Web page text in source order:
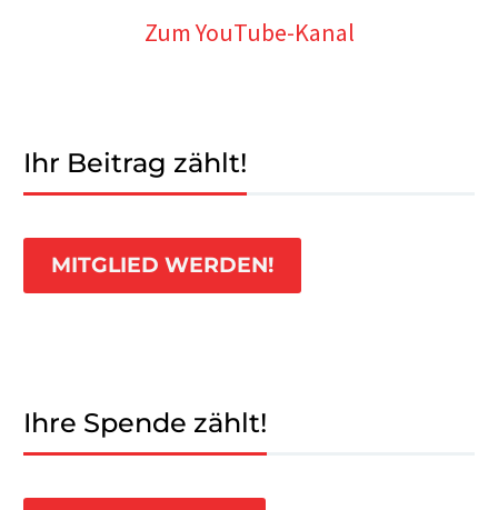
Zum YouTube-Kanal
Ihr Beitrag zählt!
MITGLIED WERDEN!
Ihre Spende zählt!